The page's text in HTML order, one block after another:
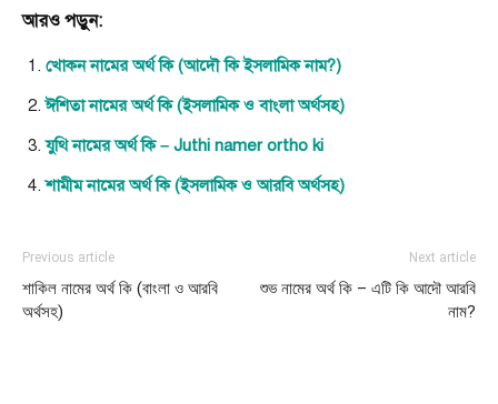
আরও পড়ুন:
খোকন নামের অর্থ কি (আদৌ কি ইসলামিক নাম?)
ঈশিতা নামের অর্থ কি (ইসলামিক ও বাংলা অর্থসহ)
যুথি নামের অর্থ কি – Juthi namer ortho ki
শামীম নামের অর্থ কি (ইসলামিক ও আরবি অর্থসহ)
Previous article
শাকিল নামের অর্থ কি (বাংলা ও আরবি
অর্থসহ)
Next article
শুভ নামের অর্থ কি – এটি কি আদৌ আরবি
নাম?